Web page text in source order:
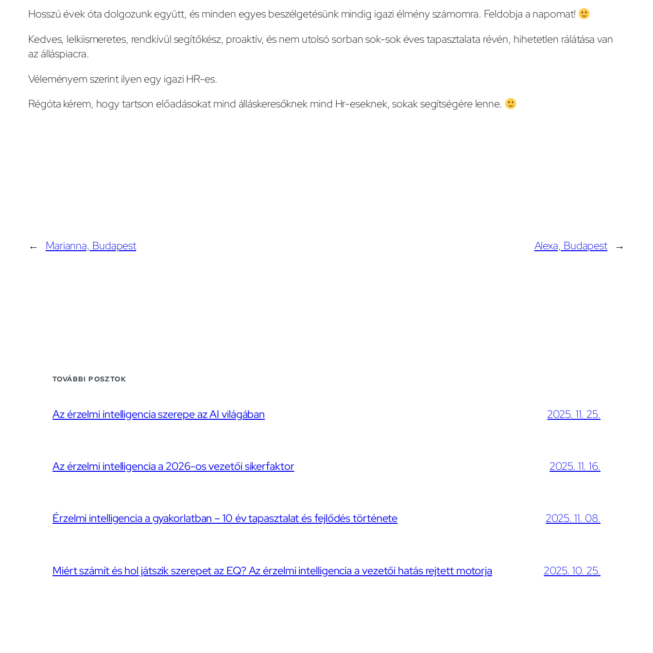
Hosszú évek óta dolgozunk együtt, és minden egyes beszélgetésünk mindig igazi élmény számomra. Feldobja a napomat!
Kedves, lelkiismeretes, rendkívül segítőkész, proaktív, és nem utolsó sorban sok-sok éves tapasztalata révén, hihetetlen rálátása van
az álláspiacra.
Véleményem szerint ilyen egy igazi HR-es.
Régóta kérem, hogy tartson előadásokat mind álláskeresőknek mind Hr-eseknek, sokak segítségére lenne.
← Marianna, Budapest Alexa, Budapest →
TOVÁBBI POSZTOK
Az érzelmi intelligencia szerepe az AI világában 2025. 11. 25.
Az érzelmi intelligencia a 2026-os vezetői sikerfaktor 2025. 11. 16.
Érzelmi intelligencia a gyakorlatban – 10 év tapasztalat és fejlődés története 2025. 11. 08.
Miért számít és hol játszik szerepet az EQ? Az érzelmi intelligencia a vezetői hatás rejtett motorja 2025. 10. 25.